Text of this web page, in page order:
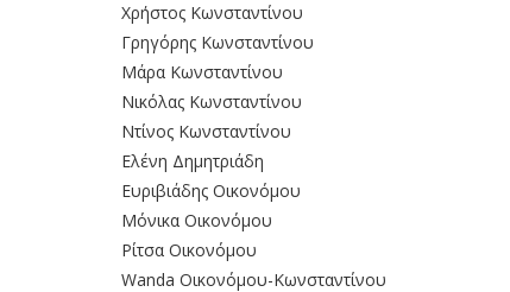
Χρήστος Κωνσταντίνου
Γρηγόρης Κωνσταντίνου
Μάρα Κωνσταντίνου
Νικόλας Κωνσταντίνου
Ντίνος Κωνσταντίνου
Ελένη Δημητριάδη
Ευριβιάδης Οικονόμου
Μόνικα Οικονόμου
Ρίτσα Οικονόμου
Wanda Οικονόμου-Κωνσταντίνου